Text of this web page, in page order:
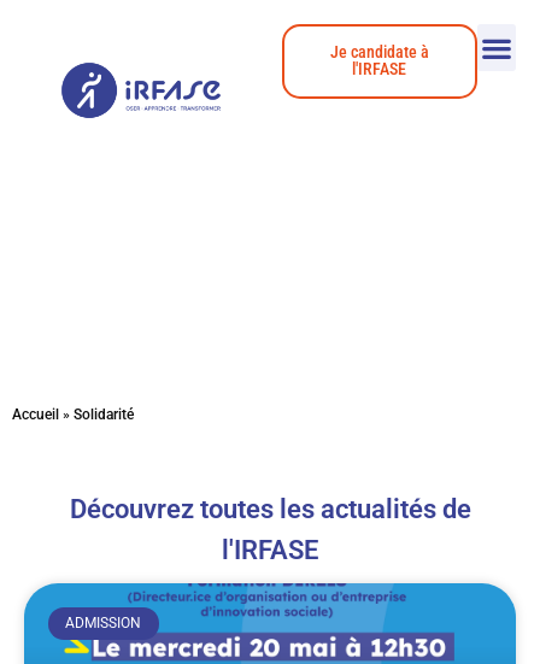
Je candidate à
l'IRFASE
Accueil » Solidarité
Découvrez toutes les actualités de
l'IRFASE
ADMISSION